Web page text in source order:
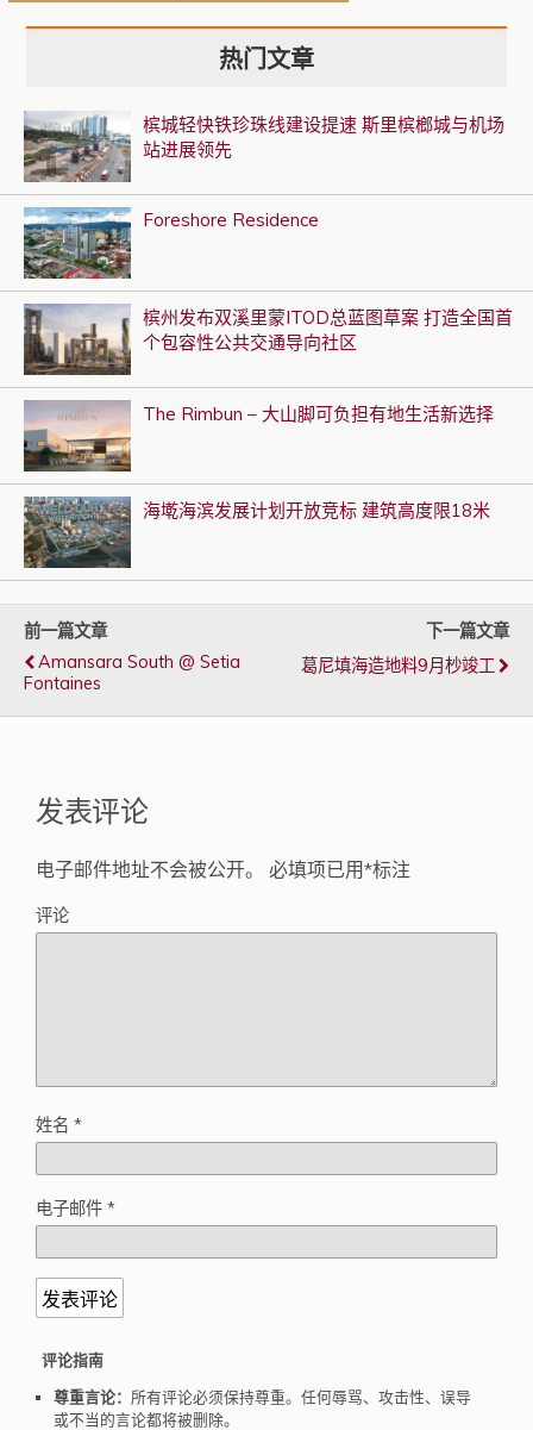
热门文章
槟城轻快铁珍珠线建设提速 斯里槟榔城与机场
站进展领先
Foreshore Residence
槟州发布双溪里蒙ITOD总蓝图草案 打造全国首
个包容性公共交通导向社区
The Rimbun – 大山脚可负担有地生活新选择
海墘海滨发展计划开放竞标 建筑高度限18米
前一篇文章
Amansara South @ Setia
Fontaines
下一篇文章
葛尼填海造地料9月杪竣工
发表评论
电子邮件地址不会被公开。 必填项已用*标注
评论
姓名 *
电子邮件 *
评论指南
尊重言论： 所有评论必须保持尊重。任何辱骂、攻击性、误导
或不当的言论都将被删除。